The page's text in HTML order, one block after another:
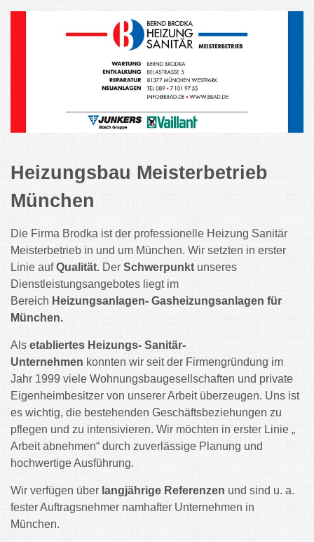
Heizungsbau Meisterbetrieb
München
Die Firma Brodka ist der professionelle Heizung Sanitär
Meisterbetrieb in und um München. Wir setzten in erster
Linie aufQualität. Der Schwerpunkt unseres
Dienstleistungsangebotes liegt im
Bereich Heizungsanlagen- Gasheizungsanlagen für
München.
Als etabliertes Heizungs- Sanitär-
Unternehmen konnten wir seit der Firmengründung im
Jahr 1999 viele Wohnungsbaugesellschaften und private
Eigenheimbesitzer von unserer Arbeit überzeugen. Uns ist
es wichtig, die bestehenden Geschäftsbeziehungen zu
pflegen und zu intensivieren. Wir möchten in erster Linie „
Arbeit abnehmen“ durch zuverlässige Planung und
hochwertige Ausführung.
Wir verfügen über langjährige Referenzen und sind u. a.
fester Auftragsnehmer namhafter Unternehmen in
München.